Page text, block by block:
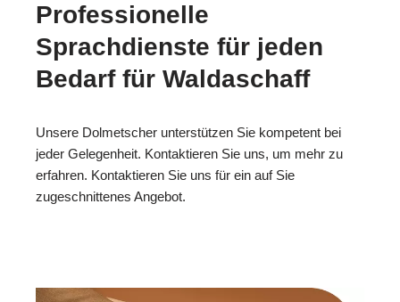
Professionelle
Sprachdienste für jeden
Bedarf für Waldaschaff
Unsere Dolmetscher unterstützen Sie kompetent bei
jeder Gelegenheit. Kontaktieren Sie uns, um mehr zu
erfahren. Kontaktieren Sie uns für ein auf Sie
zugeschnittenes Angebot.